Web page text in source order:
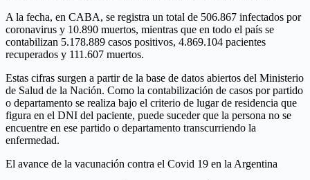
A la fecha, en CABA, se registra un total de 506.867 infectados por
coronavirus y 10.890 muertos, mientras que en todo el país se
contabilizan 5.178.889 casos positivos, 4.869.104 pacientes
recuperados y 111.607 muertos.
Estas cifras surgen a partir de la base de datos abiertos del Ministerio
de Salud de la Nación. Como la contabilización de casos por partido
o departamento se realiza bajo el criterio de lugar de residencia que
figura en el DNI del paciente, puede suceder que la persona no se
encuentre en ese partido o departamento transcurriendo la
enfermedad.
El avance de la vacunación contra el Covid 19 en la Argentina